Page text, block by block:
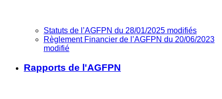
Statuts de l’AGFPN du 28/01/2025 modifiés
Règlement Financier de l’AGFPN du 20/06/2023
modifié
Rapports de l'AGFPN